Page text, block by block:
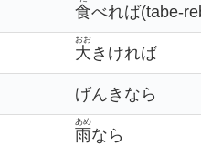
食べれば(tabe-
大
おお
きければ
げんきなら
雨
あめ
なら